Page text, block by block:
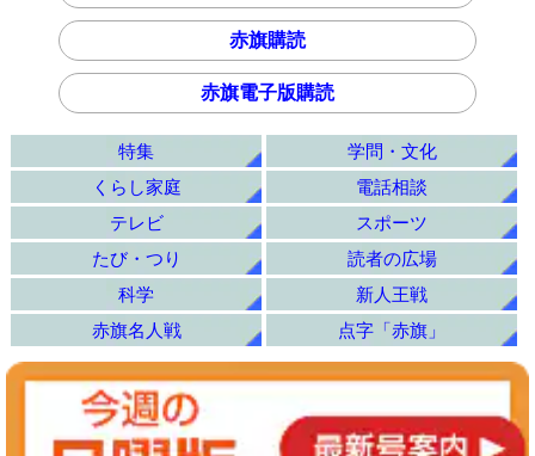
赤旗購読
赤旗電子版購読
特集
学問・文化
くらし家庭
電話相談
テレビ
スポーツ
たび・つり
読者の広場
科学
新人王戦
赤旗名人戦
点字「赤旗」